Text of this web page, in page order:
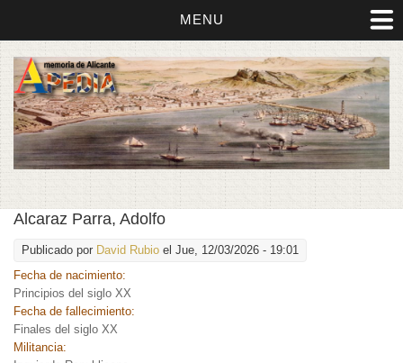
MENU
Alcaraz Parra, Adolfo
Publicado por David Rubio el Jue, 12/03/2026 - 19:01
Fecha de nacimiento:
Principios del siglo XX
Fecha de fallecimiento:
Finales del siglo XX
Militancia: